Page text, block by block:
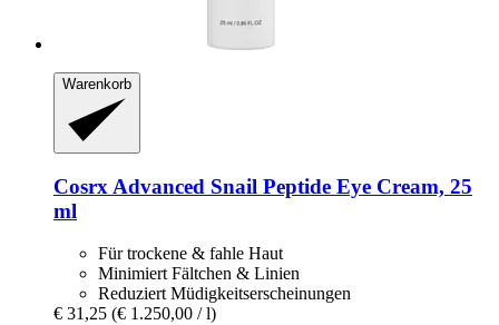
Warenkorb
Cosrx Advanced Snail Peptide Eye Cream, 25
ml
Für trockene & fahle Haut
Minimiert Fältchen & Linien
Reduziert Müdigkeitserscheinungen
€ 31,25 (€ 1.250,00 / l)